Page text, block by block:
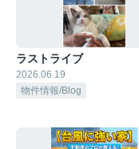
ラストライブ
2026.06.19
物件情報/Blog